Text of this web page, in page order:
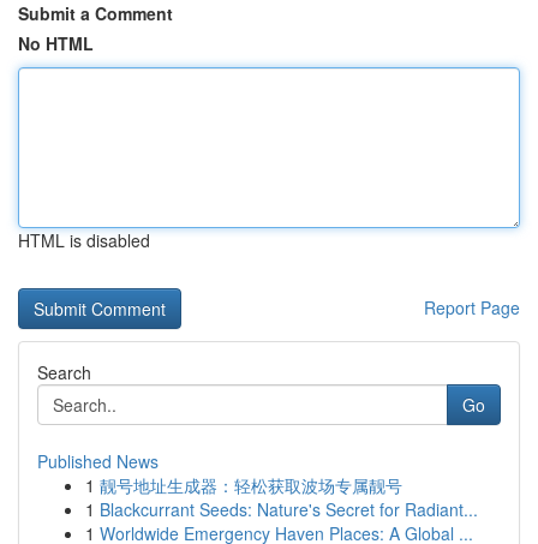
Submit a Comment
No HTML
HTML is disabled
Report Page
Search
Go
Published News
1 靓号地址生成器：轻松获取波场专属靓号
1 Blackcurrant Seeds: Nature's Secret for Radiant...
1 Worldwide Emergency Haven Places: A Global ...